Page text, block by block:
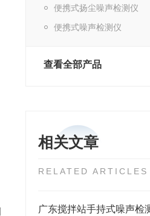
便携式扬尘噪声检测仪
便携式噪声检测仪
查看全部产品
相关文章
RELATED ARTICLES